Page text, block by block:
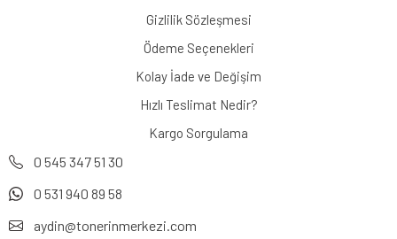
Gizlilik Sözleşmesi
Ödeme Seçenekleri
Kolay İade ve Değişim
Hızlı Teslimat Nedir?
Kargo Sorgulama
0 545 347 51 30
0 531 940 89 58
aydin@tonerinmerkezi.com